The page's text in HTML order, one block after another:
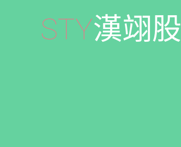
STY漢翊股